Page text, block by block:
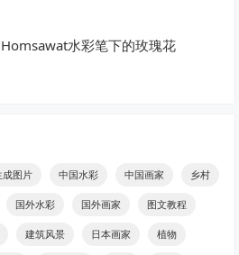
水彩笔下的玫瑰花
成图片 中国水彩 中国画家 乡村
国外水彩 国外画家 图文教程
建筑风景 日本画家 植物